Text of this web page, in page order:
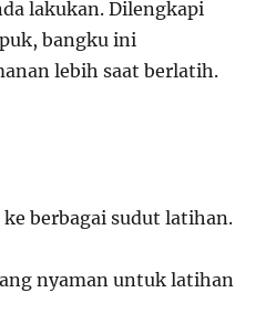
lakukan. Dilengkapi
bangku ini
lebih saat berlatih.
berbagai sudut latihan.
nyaman untuk latihan